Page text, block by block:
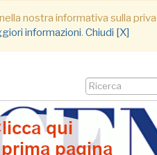
nostra informativa sulla
informazioni. Chiudi [X]